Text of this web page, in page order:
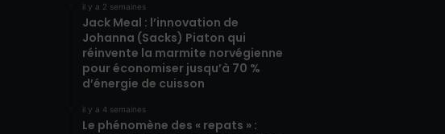
il y a 2 semaines
Jack Meal : l’innovation de
Johanna (Sacks) Piaton qui
réinvente la marmite norvégienne
pour économiser jusqu’à 70 %
d’énergie de cuisson
il y a 4 semaines
Le phénomène des « repats » :